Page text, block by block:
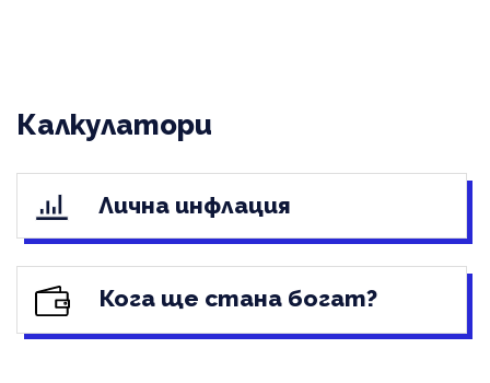
Калкулатори
Лична инфлация
Кога ще стана богат?